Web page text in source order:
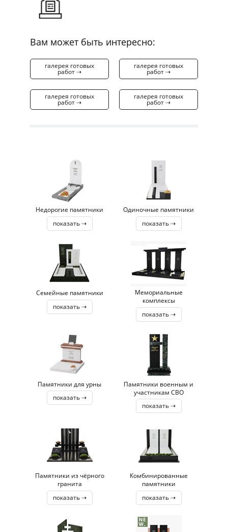
Вам может быть интересно:
галерея готовых
работ ⇢
галерея готовых
работ ⇢
галерея готовых
работ ⇢
галерея готовых
работ ⇢
Недорогие памятники
показать ⇢
Одиночные памятники
показать ⇢
Семейные памятники
показать ⇢
Мемориальные
комплексы
показать ⇢
Памятники для урны
показать ⇢
Памятники военным и
участникам СВО
показать ⇢
Памятники из чёрного
гранита
показать ⇢
Комбинированные
памятники
показать ⇢